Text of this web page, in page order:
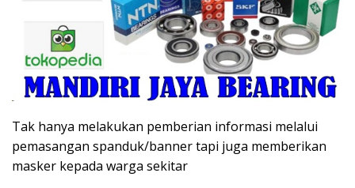
Tak hanya melakukan pemberian informasi melalui
pemasangan spanduk/banner tapi juga memberikan
masker kepada warga sekitar